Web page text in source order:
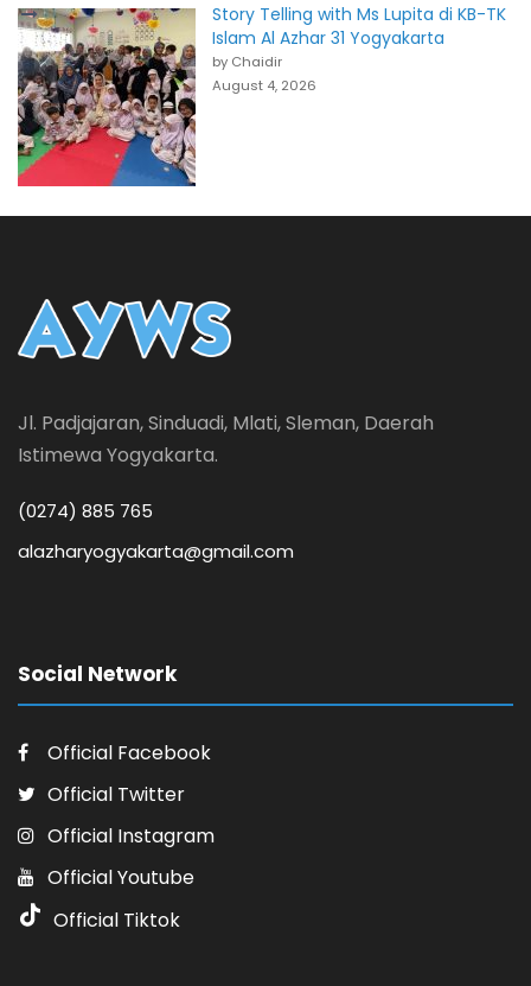
Story Telling with Ms Lupita di KB-TK
Islam Al Azhar 31 Yogyakarta
by Chaidir
August 4, 2026
Jl. Padjajaran, Sinduadi, Mlati, Sleman, Daerah
Istimewa Yogyakarta.
(0274) 885 765
alazharyogyakarta@gmail.com
Social Network
Official Facebook
Official Twitter
Official Instagram
Official Youtube
Official Tiktok